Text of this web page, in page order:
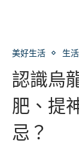
美好生活 生
認識烏
肥、提
忌？